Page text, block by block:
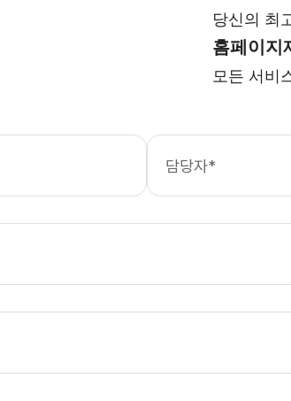
당신의 최
홈페이지
모든 서비